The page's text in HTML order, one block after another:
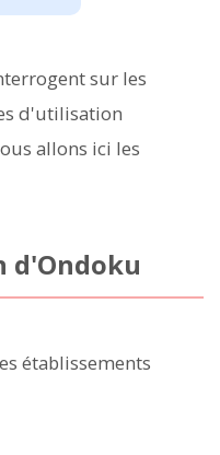
sur les
d'utilisation
allons ici les
d'Ondoku
établissements